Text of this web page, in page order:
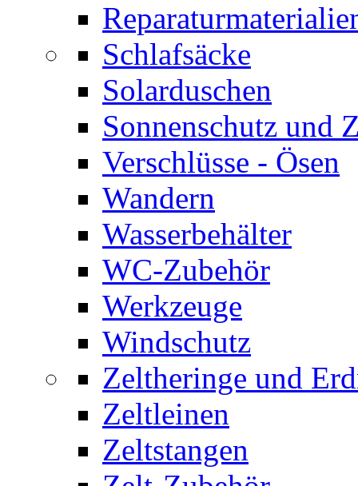
Schlafsäcke
Solarduschen
Sonnenschutz und
Verschlüsse - Ösen
Wandern
Wasserbehälter
WC-Zubehör
Werkzeuge
Windschutz
Zeltheringe und
Zeltleinen
Zeltstangen